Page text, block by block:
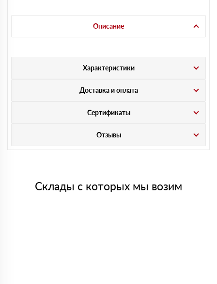
Описание
Характеристики
Доставка и оплата
Сертификаты
Отзывы
Склады с которых мы возим